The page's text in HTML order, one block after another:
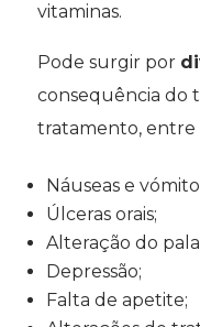
vitaminas.
Pode surgir por
consequência do
tratamento, entre
Náuseas e
Úlceras orais;
Alteração do
Depressão;
Falta de apetite;